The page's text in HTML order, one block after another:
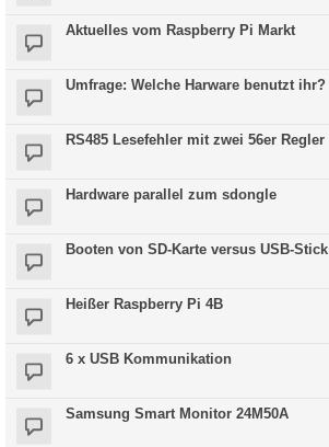
Aktuelles vom Raspberry Pi Markt
Umfrage: Welche Harware benutzt ihr?
RS485 Lesefehler mit zwei 56er Regler
Hardware parallel zum sdongle
Booten von SD-Karte versus USB-Stick
Heißer Raspberry Pi 4B
6 x USB Kommunikation
Samsung Smart Monitor 24M50A